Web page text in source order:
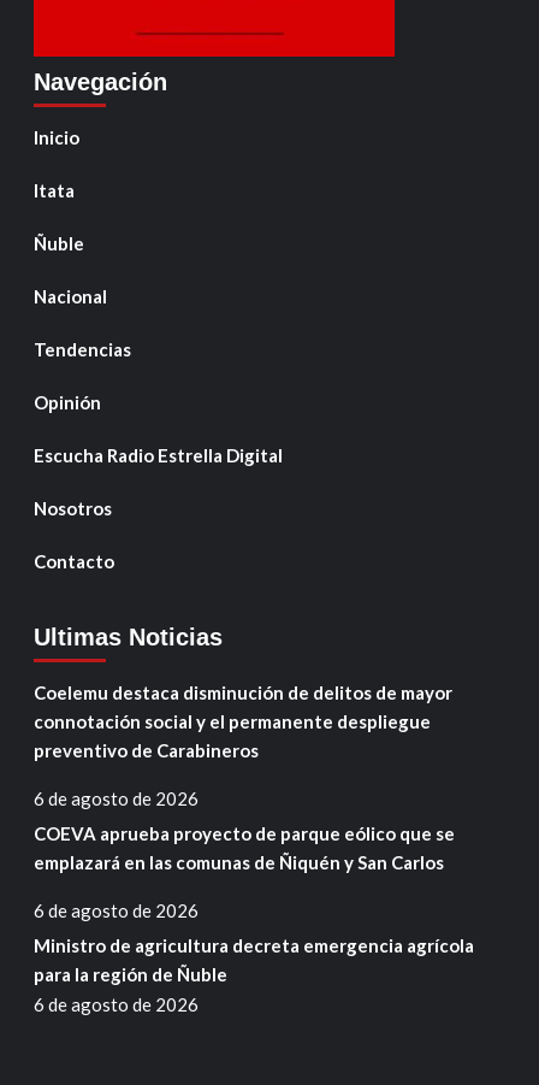
Navegación
Inicio
Itata
Ñuble
Nacional
Tendencias
Opinión
Escucha Radio Estrella Digital
Nosotros
Contacto
Ultimas Noticias
Coelemu destaca disminución de delitos de mayor
connotación social y el permanente despliegue
preventivo de Carabineros
6 de agosto de 2026
COEVA aprueba proyecto de parque eólico que se
emplazará en las comunas de Ñiquén y San Carlos
6 de agosto de 2026
Ministro de agricultura decreta emergencia agrícola
para la región de Ñuble
6 de agosto de 2026